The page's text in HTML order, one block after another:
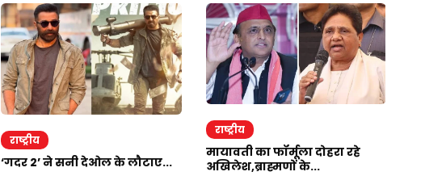
राष्ट्रीय
‘गदर 2’ ने सनी देओल के लौटाए...
राष्ट्रीय
मायावती का फॉर्मूला दोहरा रहे
अखिलेश,ब्राह्मणों के...